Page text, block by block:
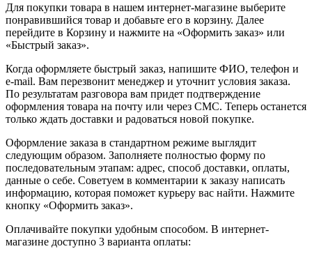
Для покупки товара в нашем интернет-магазине выберите
понравившийся товар и добавьте его в корзину. Далее
перейдите в Корзину и нажмите на «Оформить заказ» или
«Быстрый заказ».
Когда оформляете быстрый заказ, напишите ФИО, телефон и
e-mail. Вам перезвонит менеджер и уточнит условия заказа.
По результатам разговора вам придет подтверждение
оформления товара на почту или через СМС. Теперь останется
только ждать доставки и радоваться новой покупке.
Оформление заказа в стандартном режиме выглядит
следующим образом. Заполняете полностью форму по
последовательным этапам: адрес, способ доставки, оплаты,
данные о себе. Советуем в комментарии к заказу написать
информацию, которая поможет курьеру вас найти. Нажмите
кнопку «Оформить заказ».
Оплачивайте покупки удобным способом. В интернет-
магазине доступно 3 варианта оплаты: